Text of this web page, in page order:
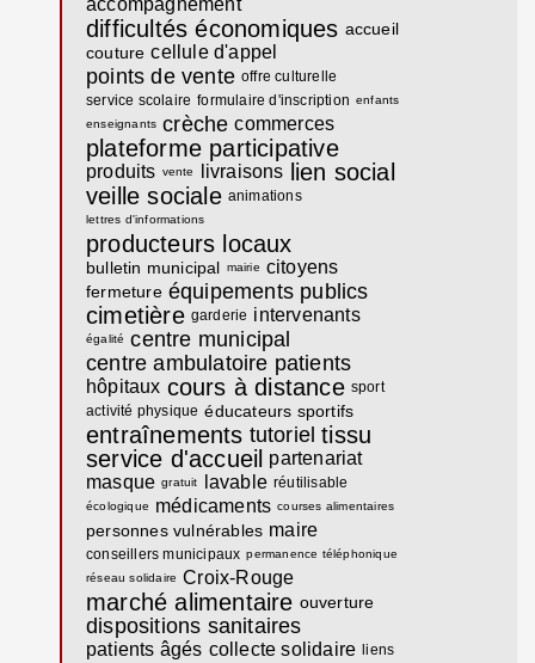
difficultés économiques accueil
couture cellule d'appel
points de vente offre culturelle
service scolaire formulaire d'inscription enfants
enseignants crèche commerces
plateforme participative
produits vente livraisons
lien social
veille sociale animations
lettres d'informations
producteurs locaux
bulletin municipal mairie citoyens
fermeture équipements publics
cimetière garderie intervenants
égalité centre municipal
centre ambulatoire patients
hôpitaux cours à distance sport
activité physique éducateurs sportifs
entraînements tutoriel tissu
service d'accueil
partenariat
masque gratuit lavable réutilisable
écologique médicaments courses alimentaires
personnes vulnérables maire
conseillers municipaux permanence téléphonique
réseau solidaire Croix-Rouge
marché alimentaire ouverture
dispositions sanitaires
patients âgés collecte solidaire liens